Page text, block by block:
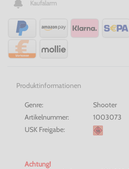
Kaufalarm
Produktinformationen
Genre:
Shooter
Artikelnummer:
1003073
USK Freigabe:
Achtung!